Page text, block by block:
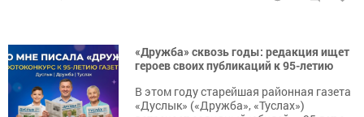
«Дружба» сквозь годы: редакция ищет
героев своих публикаций к 95-летию
В этом году старейшая районная газета
«Дуслык» («Дружба», «Туслах»)